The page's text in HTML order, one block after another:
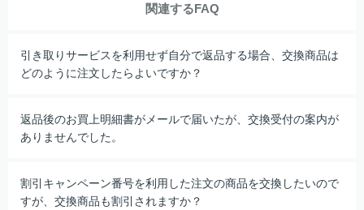
関連するFAQ
引き取りサービスを利用せず自分で返品する場合、交換商品は
どのように注文したらよいですか？
返品後のお買上明細書がメールで届いたが、交換受付の案内が
ありませんでした。
割引キャンペーン番号を利用した注文の商品を交換したいので
すが、交換商品も割引されますか？